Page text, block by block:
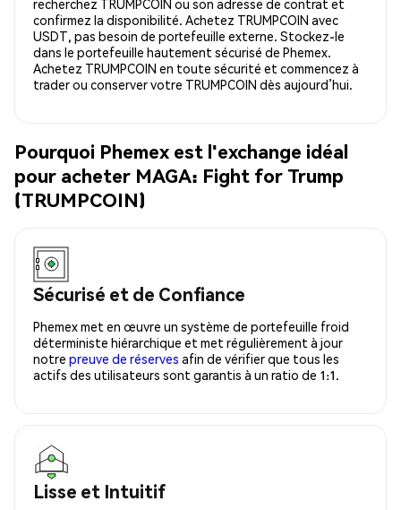
recherchez TRUMPCOIN ou son adresse de contrat et
confirmez la disponibilité. Achetez TRUMPCOIN avec
USDT, pas besoin de portefeuille externe. Stockez-le
dans le portefeuille hautement sécurisé de Phemex.
Achetez TRUMPCOIN en toute sécurité et commencez à
trader ou conserver votre TRUMPCOIN dès aujourd’hui.
Pourquoi Phemex est l'exchange idéal
pour acheter MAGA: Fight for Trump
(TRUMPCOIN)
Sécurisé et de Confiance
Phemex met en œuvre un système de portefeuille froid
déterministe hiérarchique et met régulièrement à jour
notre preuve de réserves afin de vérifier que tous les
actifs des utilisateurs sont garantis à un ratio de 1:1.
Lisse et Intuitif